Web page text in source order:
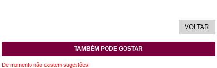
TAMBÉM PODE GOSTAR
De momento não existem sugestões!